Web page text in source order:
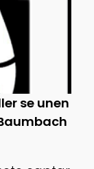
se unen